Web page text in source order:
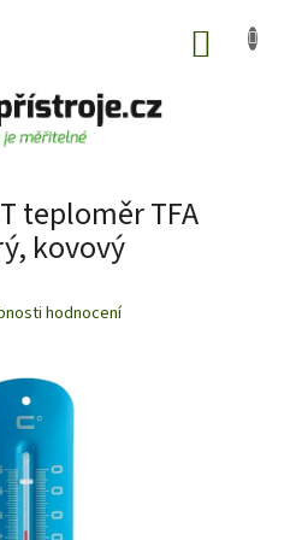
teploměr TFA
kovový
hodnocení